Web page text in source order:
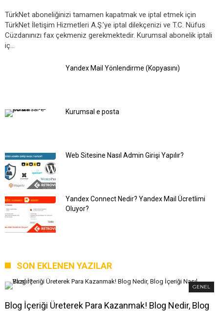
TürkNet aboneliğinizi tamamen kapatmak ve iptal etmek için
TürkNet İletişim Hizmetleri A.Ş.’ye iptal dilekçenizi ve T.C. Nüfus
Cüzdanınızı fax çekmeniz gerekmektedir. Kurumsal abonelik iptali
iç…
Yandex Mail Yönlendirme (Kopyasını)
Kurumsal e posta
Web Sitesine Nasıl Admin Girişi Yapılır?
Yandex Connect Nedir? Yandex Mail Ücretlimi
Oluyor?
SON EKLENEN YAZILAR
GENEL
Blog İçeriği Üreterek Para Kazanmak! Blog Nedir, Blog